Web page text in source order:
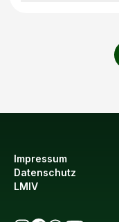
Impressum
Datenschutz
LMIV